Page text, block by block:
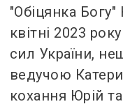
"Обіцянка
квітні 2023
сил України,
ведучою
кохання Юрій